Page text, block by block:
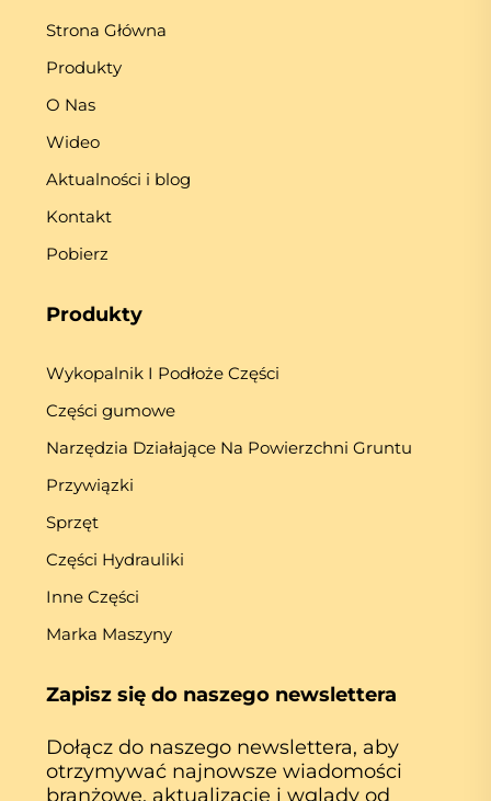
Strona Główna
Produkty
O Nas
Wideo
Aktualności i blog
Kontakt
Pobierz
Produkty
Wykopalnik I Podłoże Części
Części gumowe
Narzędzia Działające Na Powierzchni Gruntu
Przywiązki
Sprzęt
Części Hydrauliki
Inne Części
Marka Maszyny
Zapisz się do naszego newslettera
Dołącz do naszego newslettera, aby
otrzymywać najnowsze wiadomości
branżowe, aktualizacje i wglądy od